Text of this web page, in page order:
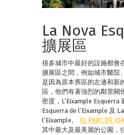
La Nova
擴展區
很多城市中最好的設施都會
擴展區之間，例如城市醫院
是因為原本舊區的左邊和新
區，他們有著強烈的鄰里關
密度，L’Eixample Esquerra
Esquerra de l’Eixample 及
l’Eixample。
EL PARC DE
其中最大及最美麗的公園，